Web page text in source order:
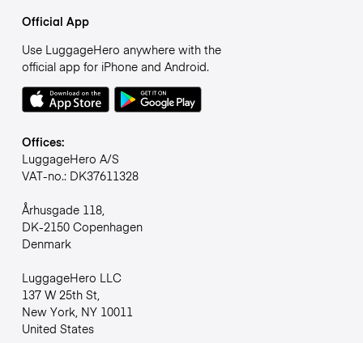
Official App
Use LuggageHero anywhere with the
official app for iPhone and Android.
Offices:
LuggageHero A/S
VAT-no.: DK37611328
Århusgade 118,
DK-2150 Copenhagen
Denmark
LuggageHero LLC
137 W 25th St,
New York, NY 10011
United States